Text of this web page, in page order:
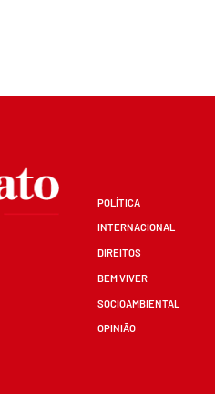
POLÍTICA
INTERNACIONAL
DIREITOS
BEM VIVER
SOCIOAMBIENTAL
OPINIÃO